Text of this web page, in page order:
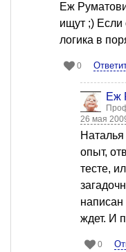
Еж
ищут ;) Если
логика в
0
Еж
26 мая
опыт,
тесте,
написан
ждет. И
0